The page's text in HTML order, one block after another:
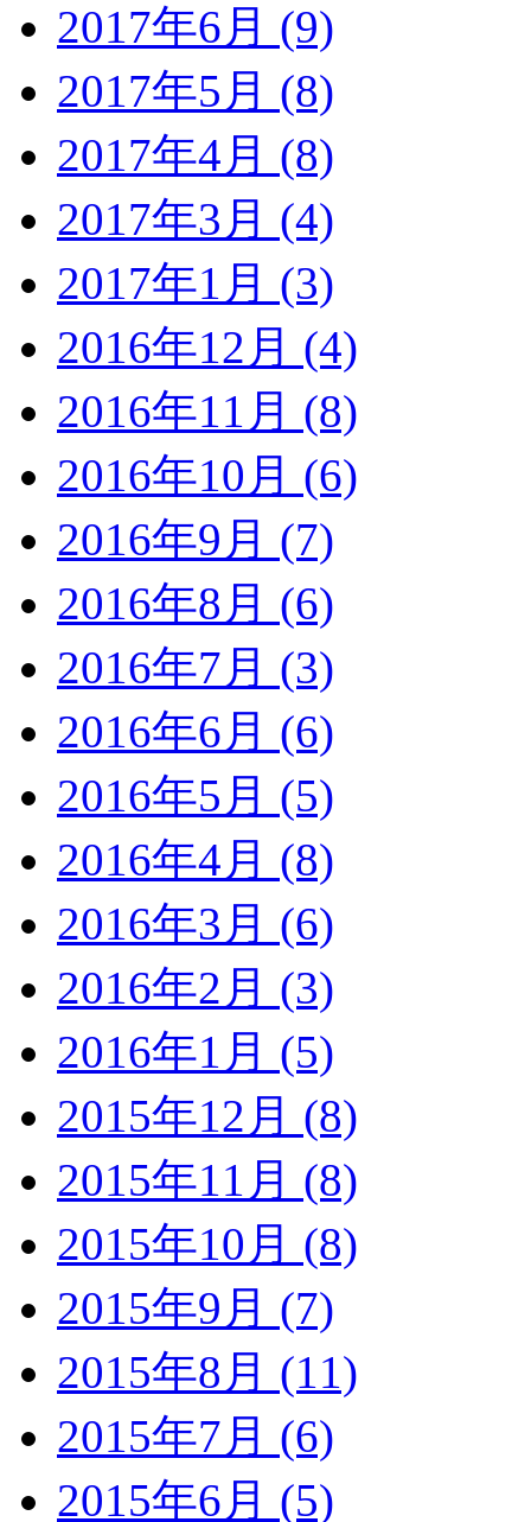
2017年6月 (9)
2017年5月 (8)
2017年4月 (8)
2017年3月 (4)
2017年1月 (3)
2016年12月 (4)
2016年11月 (8)
2016年10月 (6)
2016年9月 (7)
2016年8月 (6)
2016年7月 (3)
2016年6月 (6)
2016年5月 (5)
2016年4月 (8)
2016年3月 (6)
2016年2月 (3)
2016年1月 (5)
2015年12月 (8)
2015年11月 (8)
2015年10月 (8)
2015年9月 (7)
2015年8月 (11)
2015年7月 (6)
2015年6月 (5)